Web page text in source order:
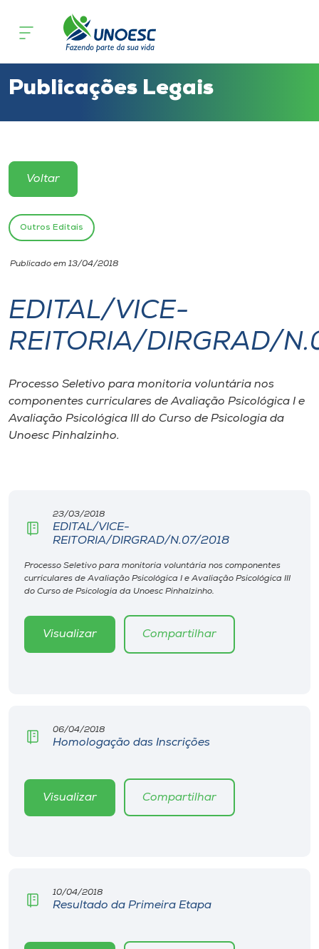
Cursos
Atendimento ao Estudante
Portal de Ensino
Unoesc
Internacionalização
I.nova
Diplomados
Cultura
Biblioteca
Editora
Museu
o idioma
Publicações Legais
Voltar
Outros Editais
Publicado em 13/04/2018
EDITAL/VICE-
REITORIA/DIRGRAD/
Processo Seletivo para monitoria voluntária nos
componentes curriculares de Avaliação Psicológica I e
Avaliação Psicológica III do Curso de Psicologia da
Unoesc Pinhalzinho.
23/03/2018
EDITAL/VICE-
REITORIA/DIRGRAD/N.07/2018
Processo Seletivo para monitoria voluntária nos componentes
curriculares de Avaliação Psicológica I e Avaliação Psicológica III
do Curso de Psicologia da Unoesc Pinhalzinho.
Visualizar Compartilhar
06/04/2018
Homologação das Inscrições
Visualizar Compartilhar
10/04/2018
Resultado da Primeira Etapa